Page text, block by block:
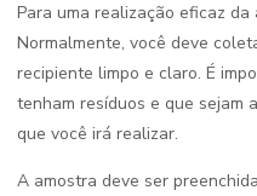
Para uma realização eficaz
Normalmente, você deve
recipiente limpo e claro. É
tenham resíduos e que sejam
que você irá realizar.
A amostra deve ser